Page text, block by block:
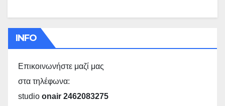
INFO
Επικοινωνήστε μαζί μας
στα τηλέφωνα:
studio onair 2462083275